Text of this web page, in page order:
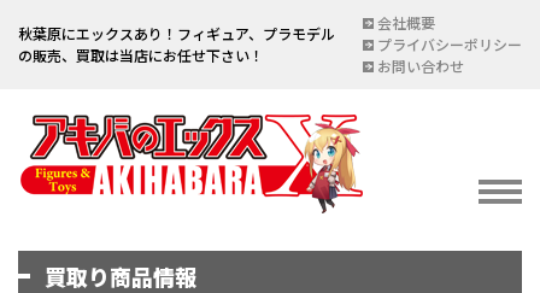
秋葉原にエックスあり！フィギュア、プラモデル
の販売、買取は当店にお任せ下さい！
会社概要
プライバシーポリシー
お問い合わせ
イベント情報
買取り商品情報